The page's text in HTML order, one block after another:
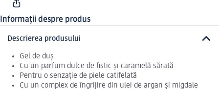
Informații despre produs
Descrierea produsului
Gel de duș
Cu un parfum dulce de fistic și caramelă sărată
Pentru o senzație de piele catifelată
Cu un complex de îngrijire din ulei de argan și migdale